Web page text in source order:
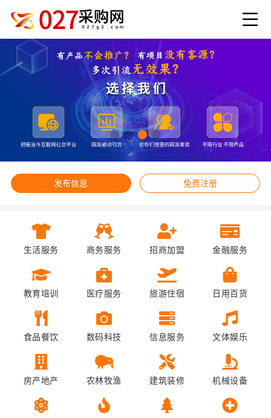
发布信息 免费注册
生活服务 商务服务 招商加盟 金融服务
教育培训 医疗服务 旅游住宿 日用百货
食品餐饮 数码科技 信息服务 文体娱乐
房产地产 农林牧渔 建筑装修 机械设备